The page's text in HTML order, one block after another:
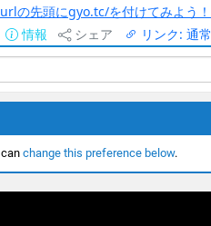
urlの先頭にgyo.tc/を付けてみよう！
情報
シェア リンク: 通常